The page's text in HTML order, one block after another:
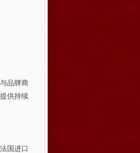
品牌商
供持续
国进口